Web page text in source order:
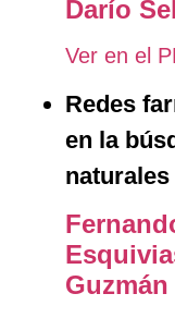
Darío
Ver en el
Redes
en la
naturales